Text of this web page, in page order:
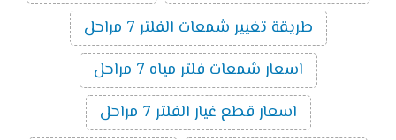
طريقة تغيير شمعات الفلتر 7 مراحل
اسعار شمعات فلتر مياه 7 مراحل
اسعار قطع غيار الفلتر 7 مراحل